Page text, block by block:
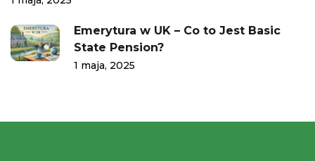
Emerytura w UK – Co to Jest Basic
State Pension?
1 maja, 2025